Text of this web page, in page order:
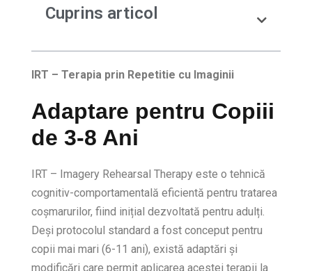
Cuprins articol
IRT – Terapia prin Repetitie cu Imaginii
Adaptare pentru Copiii
de 3-8 Ani
IRT – Imagery Rehearsal Therapy este o tehnică
cognitiv-comportamentală eficientă pentru tratarea
coșmarurilor, fiind inițial dezvoltată pentru adulți.
Deși protocolul standard a fost conceput pentru
copii mai mari (6-11 ani), există adaptări și
modificări care permit aplicarea acestei terapii la